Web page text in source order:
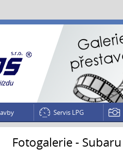
Fotogalerie - Subaru
Servis LPG